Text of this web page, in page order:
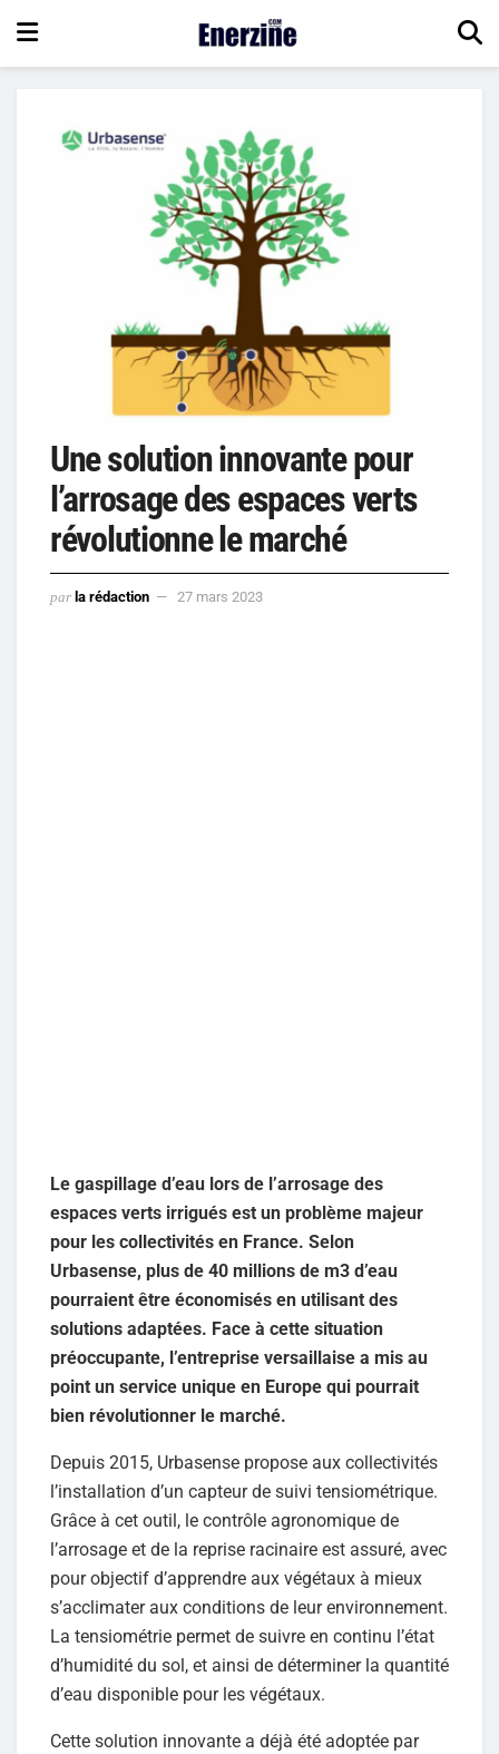
Une solution innovante pour
l’arrosage des espaces verts
révolutionne le marché
par la rédaction 27 mars 2023
Le gaspillage d’eau lors de l’arrosage des
espaces verts irrigués est un problème majeur
pour les collectivités en France. Selon
Urbasense, plus de 40 millions de m3 d’eau
pourraient être économisés en utilisant des
solutions adaptées. Face à cette situation
préoccupante, l’entreprise versaillaise a mis au
point un service unique en Europe qui pourrait
bien révolutionner le marché.
Depuis 2015, Urbasense propose aux collectivités
l’installation d’un capteur de suivi tensiométrique.
Grâce à cet outil, le contrôle agronomique de
l’arrosage et de la reprise racinaire est assuré, avec
pour objectif d’apprendre aux végétaux à mieux
s’acclimater aux conditions de leur environnement.
La tensiométrie permet de suivre en continu l’état
d’humidité du sol, et ainsi de déterminer la quantité
d’eau disponible pour les végétaux.
Cette solution innovante a déjà été adoptée par